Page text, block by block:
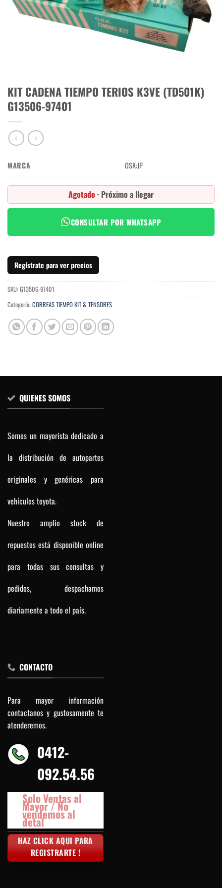
KIT CADENA TIEMPO TERIOS K3VE (TD501K)
G13506-97401
MARCA OSK:JP
Agotado · Próximo a llegar
CONSULTAR POR WHATSAPP
Regístrate para ver precios
SKU: G13506-97401
Categoría: CORREAS TIEMPO KIT & TENSORES
QUIENES SOMOS
Somos un mayorista dedicado a
la distribución de autopartes
originales y genéricas para
vehículos toyota.
Nuestro amplio stock de
repuestos está disponible online
para todas sus consultas y
pedidos, despachamos
diariamente a todo el país.
CONTACTO
Para mayor información
contactanos y gustosamente te
atenderemos.
0412-
092.54.56
Solo Ventas al
Mayor / No
vendemos al
detal
HAZ CLICK AQUI PARA
REGISTRARTE !